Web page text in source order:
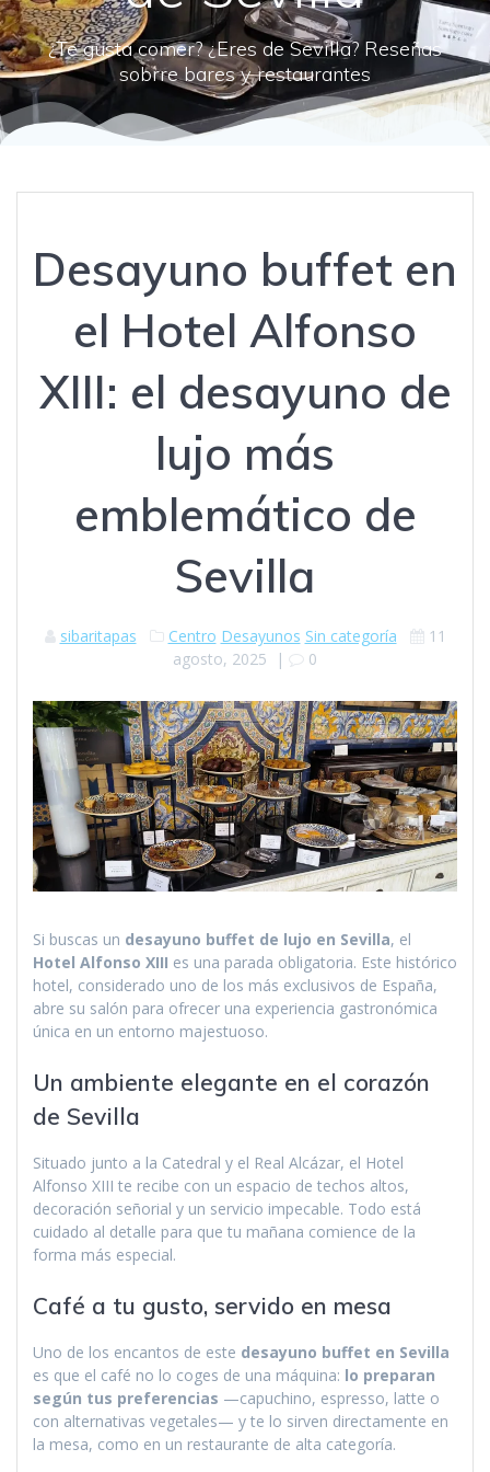
¿Te gusta comer? ¿Eres de Sevilla? Reseñas
sobrre bares y restaurantes
Desayuno buffet en
el Hotel Alfonso
XIII: el desayuno de
lujo más
emblemático de
Sevilla
sibaritapas Centro Desayunos Sin categoría
11
agosto, 2025 | 0
Si buscas un desayuno buffet de lujo en Sevilla, el
Hotel Alfonso XIII es una parada obligatoria. Este histórico
hotel, considerado uno de los más exclusivos de España,
abre su salón para ofrecer una experiencia gastronómica
única en un entorno majestuoso.
Un ambiente elegante en el corazón
de Sevilla
Situado junto a la Catedral y el Real Alcázar, el Hotel
Alfonso XIII te recibe con un espacio de techos altos,
decoración señorial y un servicio impecable. Todo está
cuidado al detalle para que tu mañana comience de la
forma más especial.
Café a tu gusto, servido en mesa
Uno de los encantos de este desayuno buffet en Sevilla
es que el café no lo coges de una máquina: lo preparan
según tus preferencias —capuchino, espresso, latte o
con alternativas vegetales— y te lo sirven directamente en
la mesa, como en un restaurante de alta categoría.